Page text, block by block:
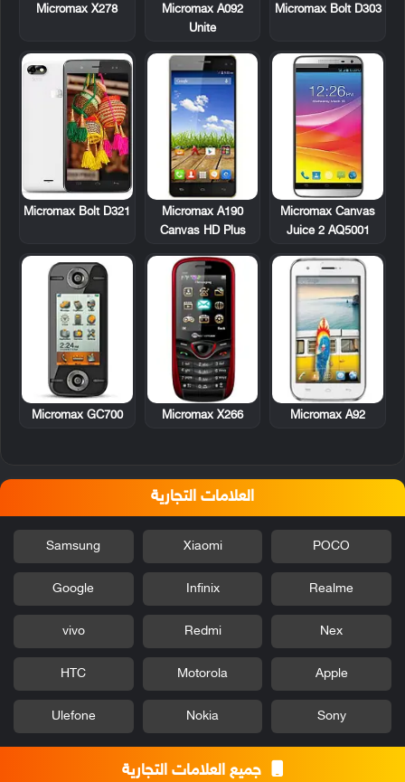
Micromax Bolt D303
Micromax A092
Unite
Micromax X278
Micromax Canvas
Juice 2 AQ5001
Micromax A190
Canvas HD Plus
Micromax Bolt D321
Micromax A92
Micromax X266
Micromax GC700
العلامات التجارية
POCO
Xiaomi
Samsung
Realme
Infinix
Google
Nex
Redmi
vivo
Apple
Motorola
HTC
Sony
Nokia
Ulefone
جميع العلامات التجارية